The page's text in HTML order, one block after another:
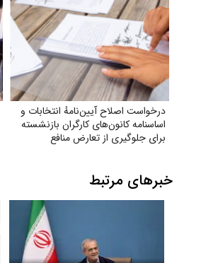
درخواست اصلاح آیین‌نامهٔ انتخابات و
اساسنامه کانون‌های کارگران بازنشسته
برای جلوگیری از تعارض منافع
خبرهای مرتبط